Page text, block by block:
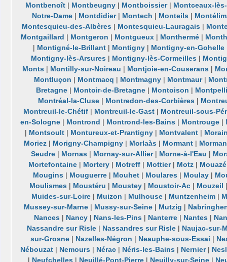
Montbenoît | Montbeugny | Montboissier| Montceaux-
Notre-Dame| Montdidier| Montech | Monteils|
Montesquieu-des-Albères| Montesquieu-Lauragais|
Montgaillard | Montgeron | Montgueux | Monthermé |
| Montigné-le-Brillant| Montigny| Montigny-en-Gohelle
Montigny-lès-Arsures| Montigny-lès-Cormeilles|
Monts| Montilly-sur-Noireau | Montjoie-en-Couserans|
Montluçon | Montmacq | Montmagny| Montmaur|
Bretagne | Montoir-de-Bretagne | Montoison |
Montréal-la-Cluse| Montredon-des-Corbières|
Montreuil-le-Chétif | Montreuil-le-Gast | Montreuil-sous-
en-Sologne | Montrond | Montrond-les-Bains | Montrouge |
| Montsoult| Montureux-et-Prantigny| Montvalent|
Moriez| Morigny-Champigny| Morlaàs| Mormant|
Seudre | Mornas | Mornay-sur-Allier| Morne-à-l'Eau |
Mortefontaine| Mortery| Motreff| Mottier| Motz| Mouazé
Mougins | Mouguerre | Mouhet | Moulares | Moulay |
Moulismes | Moustéru | Moustey | Moustoir-Ac | Mouzeil
Muides-sur-Loire | Muizon | Mulhouse | Muntzenheim |
Mussey-sur-Marne | Mussy-sur-Seine | Mutzig |
Nances | Nancy | Nans-les-Pins | Nanterre | Nantes |
Nassandre sur Risle | Nassandres sur Risle | Naujac-sur-
sur-Grosne | Nazelles-Négron | Neauphe-sous-Essai |
Nébouzat | Nemours | Nérac | Néris-les-Bains | Nernier|
| Neufchelles| Neuillé-Pont-Pierre| Neuilly-sur-Seine|